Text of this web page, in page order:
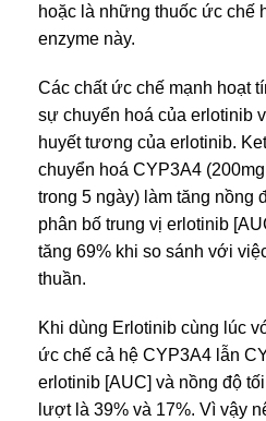
hoặc là những thuốc ức chế
enzyme này.
Các chất ức chế mạnh hoạt
sự chuyển hoá của erlotinib
huyết tương của erlotinib.
chuyển hoá CYP3A4
trong 5 ngày) làm tăng nồng
phân bố trung vị erlotinib
tăng 69% khi so sánh với
thuần.
Khi dùng Erlotinib cùng lúc
ức chế cả hệ CYP3A4 lẫn
erlotinib [AUC] và nồng độ
lượt là 39% và 17%. Vì vậy